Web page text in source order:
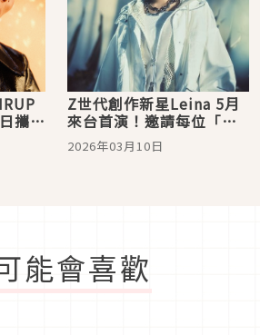
攜樂
Z世代創作新星Leina 5月
來台首演！邀請每位「膽
小鬼」共譜笑淚交織的夜
晚
2026年03月10日
能會喜歡